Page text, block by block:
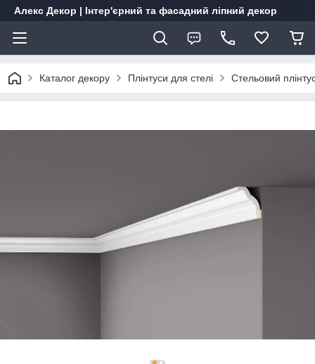
Алекс Декор | Інтер'єрний та фасадний ліпний декор
Каталог декору Плінтуси для стелі Стельовий